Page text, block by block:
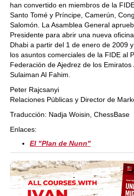
han convertido en miembros de la
Santo Tomé y Príncipe, Camerún,
Salomón. La Asamblea General
Presidente para abrir una nueva
Dhabi a partir del 1 de enero de 2009
los asuntos comerciales de la FIDE al
Federación de Ajedrez de los
Sulaiman Al Fahim.
Peter Rajcsanyi
Relaciones Públicas y Director de
Traducción: Nadja Woisin, ChessBase
Enlaces:
El "Plan de Nunn"